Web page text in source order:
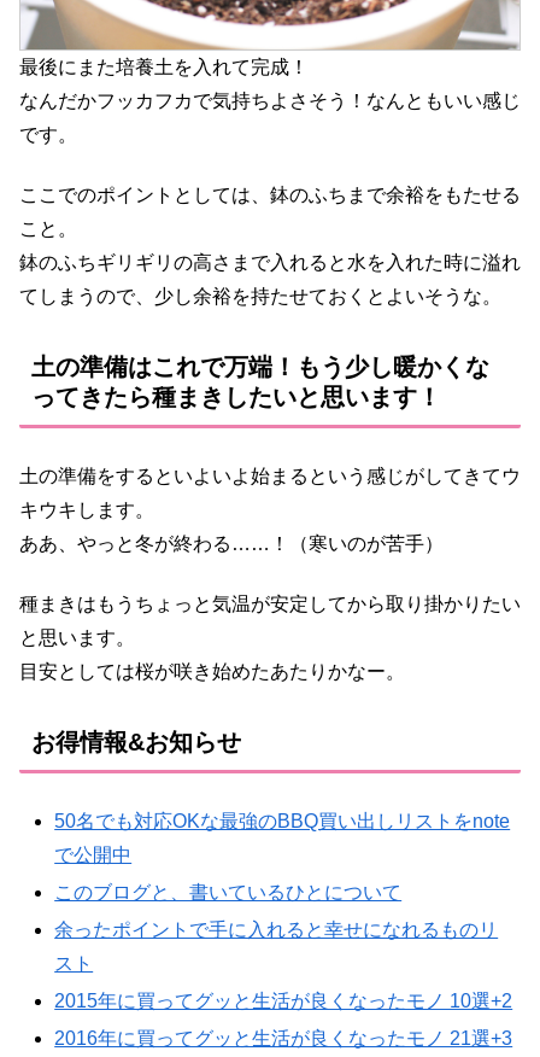
最後にまた培養土を入れて完成！
なんだかフッカフカで気持ちよさそう！なんともいい感じ
です。
ここでのポイントとしては、鉢のふちまで余裕をもたせる
こと。
鉢のふちギリギリの高さまで入れると水を入れた時に溢れ
てしまうので、少し余裕を持たせておくとよいそうな。
土の準備はこれで万端！もう少し暖かくな
ってきたら種まきしたいと思います！
土の準備をするといよいよ始まるという感じがしてきてウ
キウキします。
ああ、やっと冬が終わる……！（寒いのが苦手）
種まきはもうちょっと気温が安定してから取り掛かりたい
と思います。
目安としては桜が咲き始めたあたりかなー。
お得情報&お知らせ
50名でも対応OKな最強のBBQ買い出しリストをnote
で公開中
このブログと、書いているひとについて
余ったポイントで手に入れると幸せになれるものリ
スト
2015年に買ってグッと生活が良くなったモノ 10選+2
2016年に買ってグッと生活が良くなったモノ 21選+3